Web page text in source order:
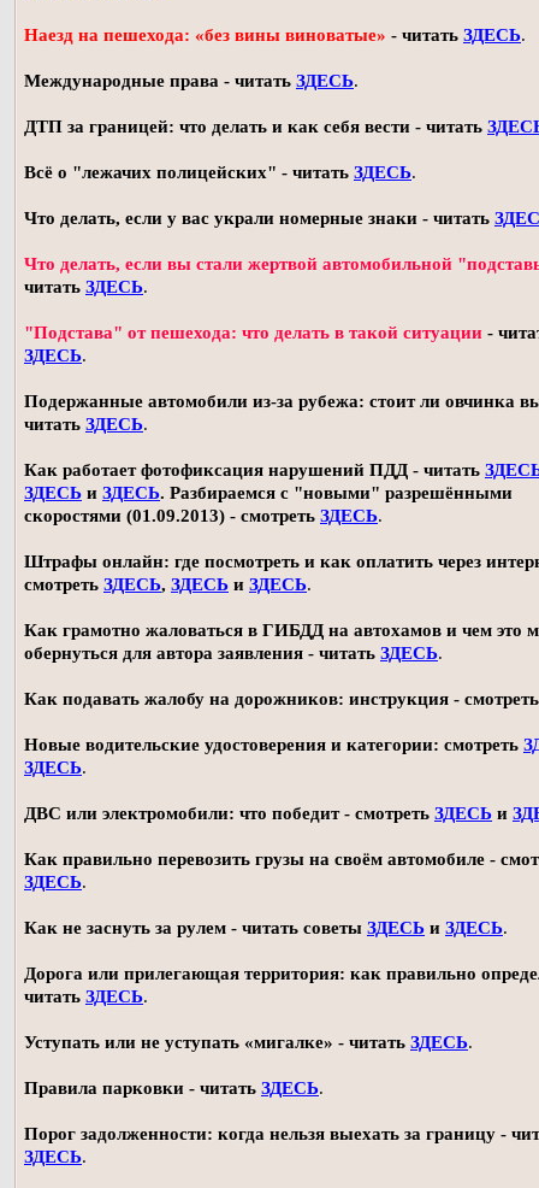
Наезд на пешехода: «без вины виноватые» - читать ЗДЕСЬ.
Международные права - читать ЗДЕСЬ.
ДТП за границей: что делать и как себя вести - читать
Всё о "лежачих полицейских" - читать ЗДЕСЬ.
Что делать, если у вас украли номерные знаки - читать
Что делать, если вы стали жертвой автомобильной
читать ЗДЕСЬ.
"Подстава" от пешехода: что делать в такой ситуации -
ЗДЕСЬ.
Подержанные автомобили из-за рубежа: стоит ли овчинка
читать ЗДЕСЬ.
Как работает фотофиксация нарушений ПДД - читать
ЗДЕСЬ и ЗДЕСЬ. Разбираемся с "новыми" разрешёнными
скоростями (01.09.2013) - смотреть ЗДЕСЬ.
Штрафы онлайн: где посмотреть и как оплатить через
смотреть ЗДЕСЬ, ЗДЕСЬ и ЗДЕСЬ.
Как грамотно жаловаться в ГИБДД на автохамов и чем это
обернуться для автора заявления - читать ЗДЕСЬ.
Как подавать жалобу на дорожников: инструкция -
Новые водительские удостоверения и категории: смотреть
ЗДЕСЬ.
ДВС или электромобили: что победит - смотреть ЗДЕСЬ и
Как правильно перевозить грузы на своём автомобиле -
ЗДЕСЬ.
Как не заснуть за рулем - читать советы ЗДЕСЬ и ЗДЕСЬ.
Дорога или прилегающая территория: как правильно
читать ЗДЕСЬ.
Уступать или не уступать «мигалке» - читать ЗДЕСЬ.
Правила парковки - читать ЗДЕСЬ.
Порог задолженности: когда нельзя выехать за границу -
ЗДЕСЬ.